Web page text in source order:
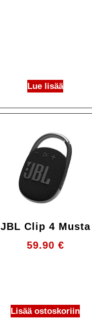
Lue lisää
JBL Clip 4 Musta
59.90 €
Lisää ostoskoriin